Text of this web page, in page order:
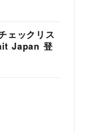
ェックリス
Japan 登